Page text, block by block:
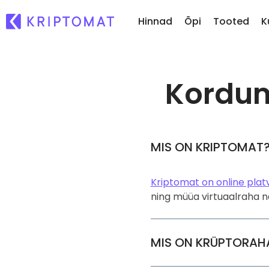
Hinnad
Üle 300+ krüptovaluuta
Õpi Tooted
Osta ja müü krüptot
Osta 300+ krüptovaluutat
investeerimiseks
Kriptomati rahakott
Investeeringute uuring
Leia oma krüptostrateegia
MIS ON KRIPTOMAT?
Kriptomat on online
ning müüa virtuaalraha
MIS ON